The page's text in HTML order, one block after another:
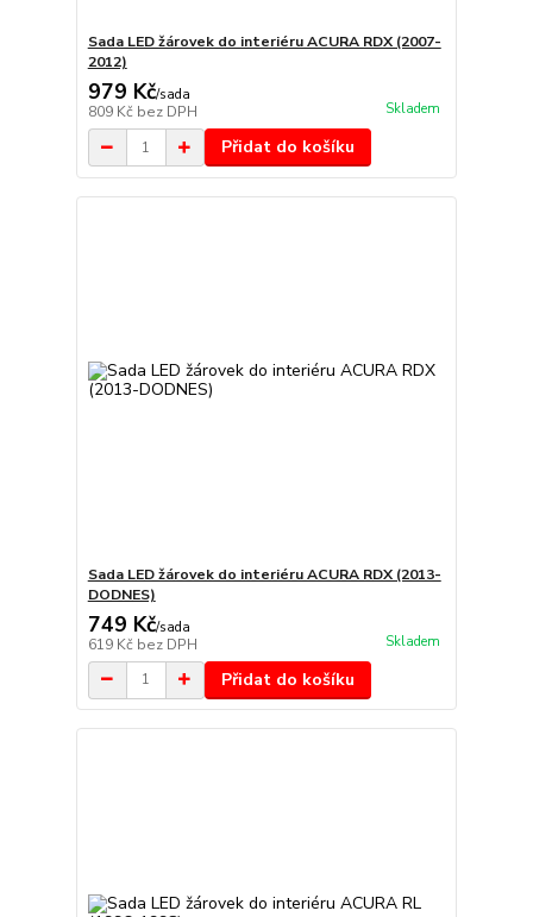
Sada LED žárovek do interiéru ACURA RDX (2007-
2012)
979 Kč/sada
809 Kč bez DPH Skladem
Přidat do košíku
Sada LED žárovek do interiéru ACURA RDX (2013-
DODNES)
749 Kč/sada
619 Kč bez DPH Skladem
Přidat do košíku